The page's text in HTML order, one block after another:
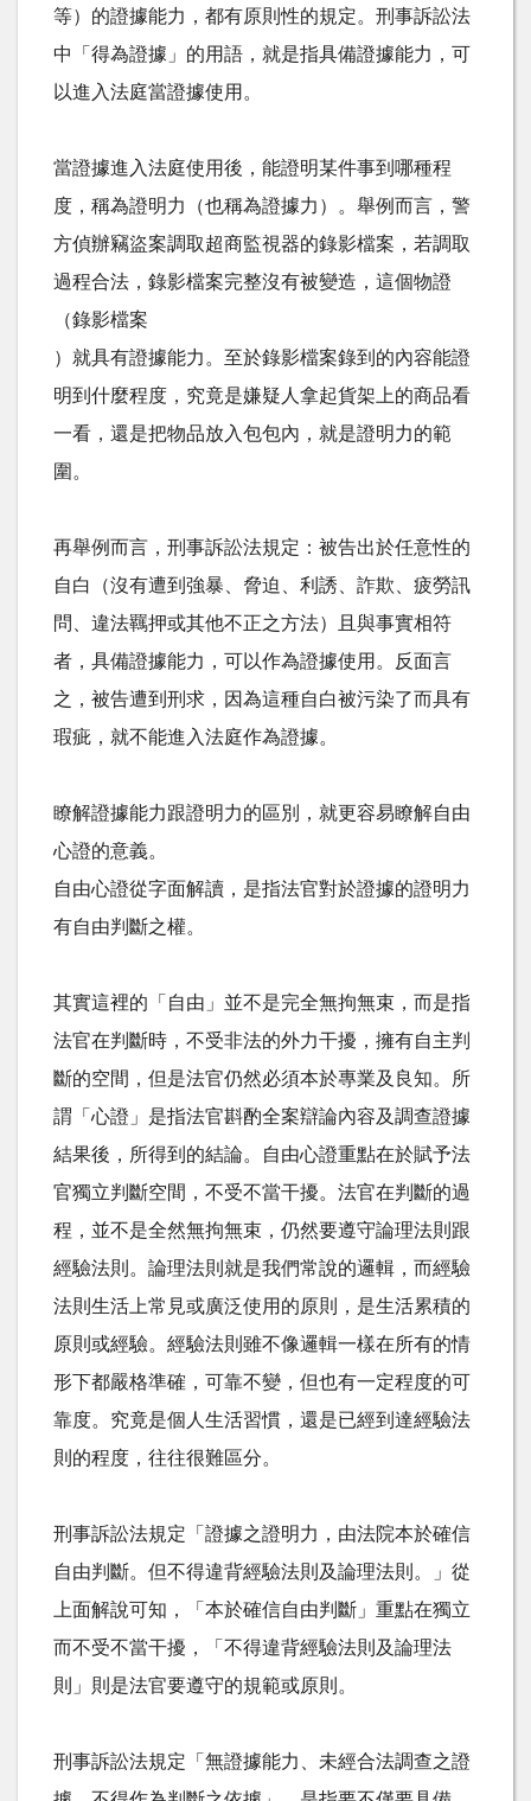
等）的證據能力，都有原則性的規定。刑事訴訟法
中「得為證據」的用語，就是指具備證據能力，可
以進入法庭當證據使用。
當證據進入法庭使用後，能證明某件事到哪種程
度，稱為證明力（也稱為證據力）。舉例而言，警
方偵辦竊盜案調取超商監視器的錄影檔案，若調取
過程合法，錄影檔案完整沒有被變造，這個物證
（錄影檔案
）就具有證據能力。至於錄影檔案錄到的內容能證
明到什麼程度，究竟是嫌疑人拿起貨架上的商品看
一看，還是把物品放入包包內，就是證明力的範
圍。
再舉例而言，刑事訴訟法規定：被告出於任意性的
自白（沒有遭到強暴、脅迫、利誘、詐欺、疲勞訊
問、違法羈押或其他不正之方法）且與事實相符
者，具備證據能力，可以作為證據使用。反面言
之，被告遭到刑求，因為這種自白被污染了而具有
瑕疵，就不能進入法庭作為證據。
瞭解證據能力跟證明力的區別，就更容易瞭解自由
心證的意義。
自由心證從字面解讀，是指法官對於證據的證明力
有自由判斷之權。
其實這裡的「自由」並不是完全無拘無束，而是指
法官在判斷時，不受非法的外力干擾，擁有自主判
斷的空間，但是法官仍然必須本於專業及良知。所
謂「心證」是指法官斟酌全案辯論內容及調查證據
結果後，所得到的結論。自由心證重點在於賦予法
官獨立判斷空間，不受不當干擾。法官在判斷的過
程，並不是全然無拘無束，仍然要遵守論理法則跟
經驗法則。論理法則就是我們常說的邏輯，而經驗
法則生活上常見或廣泛使用的原則，是生活累積的
原則或經驗。經驗法則雖不像邏輯一樣在所有的情
形下都嚴格準確，可靠不變，但也有一定程度的可
靠度。究竟是個人生活習慣，還是已經到達經驗法
則的程度，往往很難區分。
刑事訴訟法規定「證據之證明力，由法院本於確信
自由判斷。但不得違背經驗法則及論理法則。」從
上面解說可知，「本於確信自由判斷」重點在獨立
而不受不當干擾，「不得違背經驗法則及論理法
則」則是法官要遵守的規範或原則。
刑事訴訟法規定「無證據能力、未經合法調查之證